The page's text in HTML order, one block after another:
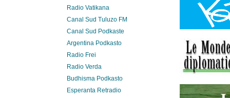
Radio Vatikana
Canal Sud Tuluzo FM
Canal Sud Podkaste
Argentina Podkasto
Radio Frei
Radio Verda
Budhisma Podkasto
Esperanta Retradio